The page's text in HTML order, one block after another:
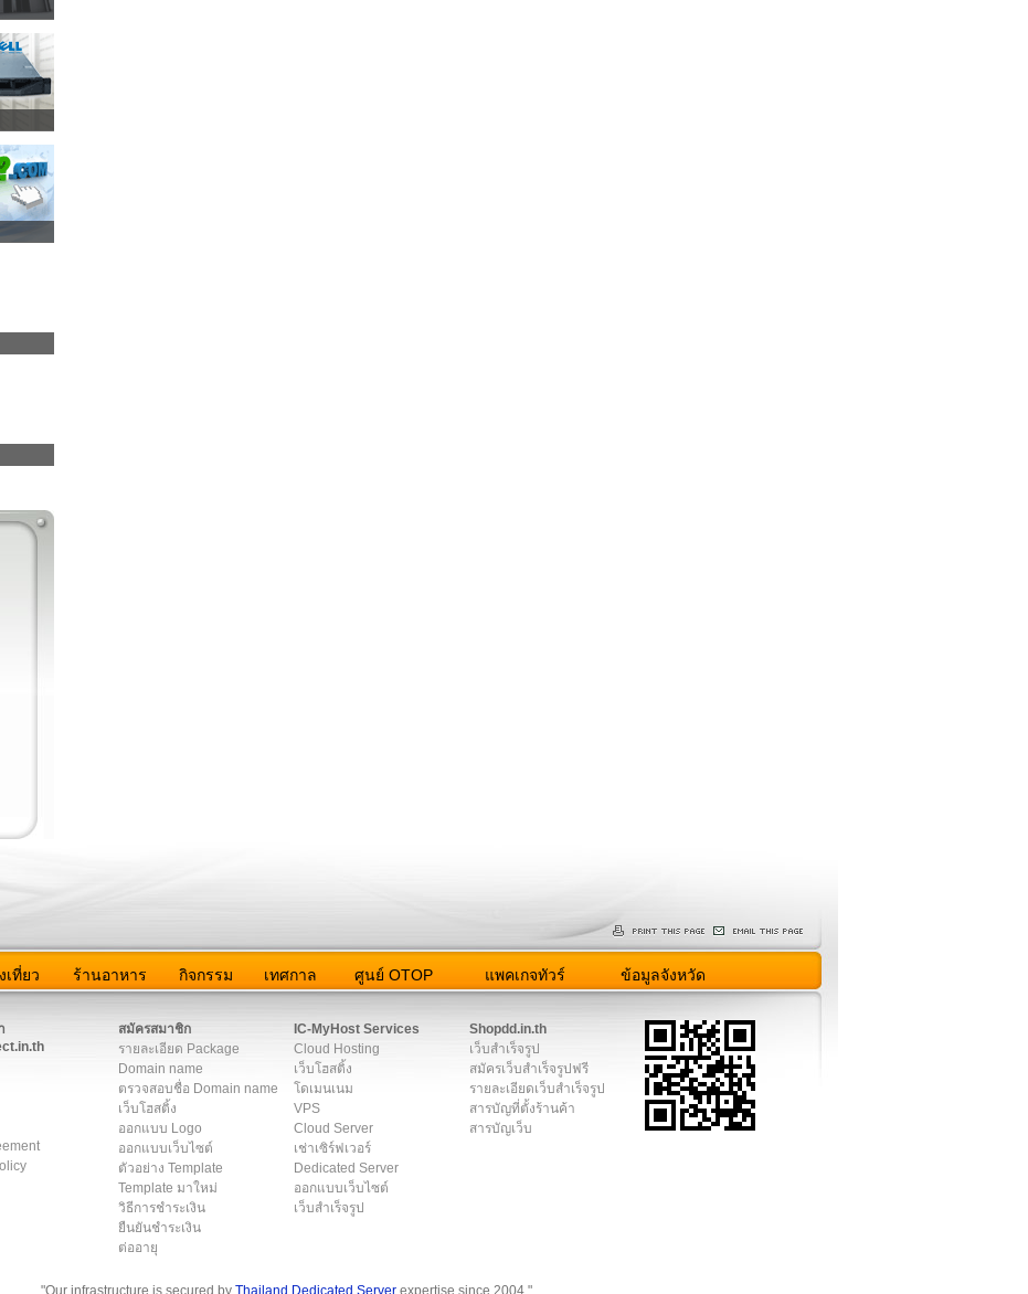
เที่ยว ร้านอาหาร กิจกรรม เทศกาล ศูนย์ OTOP แพคเกจทัวร์ ข้อมูลจังหวัด
สมัครสมาชิก
รายละเอียด Package
Domain name
ตรวจสอบชื่อ Domain name
เว็บโฮสติ้ง
ออกแบบ Logo
ออกแบบเว็บไซต์
ตัวอย่าง Template
Template มาใหม่
วิธีการชำระเงิน
ยืนยันชำระเงิน
ต่ออายุ
IC-MyHost Services
Cloud Hosting
เว็บโฮสติ้ง
โดเมนเนม
VPS
Cloud Server
เช่าเซิร์ฟเวอร์
Dedicated Server
ออกแบบเว็บไซต์
เว็บสำเร็จรูป
Shopdd.in.th
เว็บสำเร็จรูป
สมัครเว็บสำเร็จรูปฟรี
รายละเอียดเว็บสำเร็จรูป
สารบัญที่ตั้งร้านค้า
สารบัญเว็บ
"Our infrastructure is secured by Thailand Dedicated Serverexpertise since 2004."